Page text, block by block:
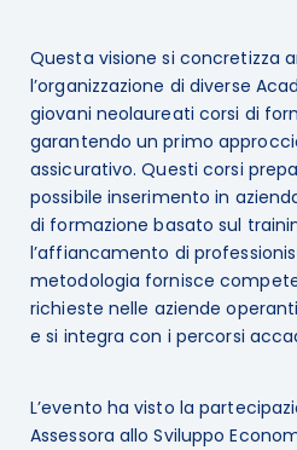
Questa visione si concretizza
l’organizzazione di diverse
giovani neolaureati corsi di
garantendo un primo
assicurativo. Questi corsi
possibile inserimento in
di formazione basato sul
l’affiancamento di
metodologia fornisce
richieste nelle aziende
e si integra con i percorsi
L’evento ha visto la
Assessora allo Sviluppo